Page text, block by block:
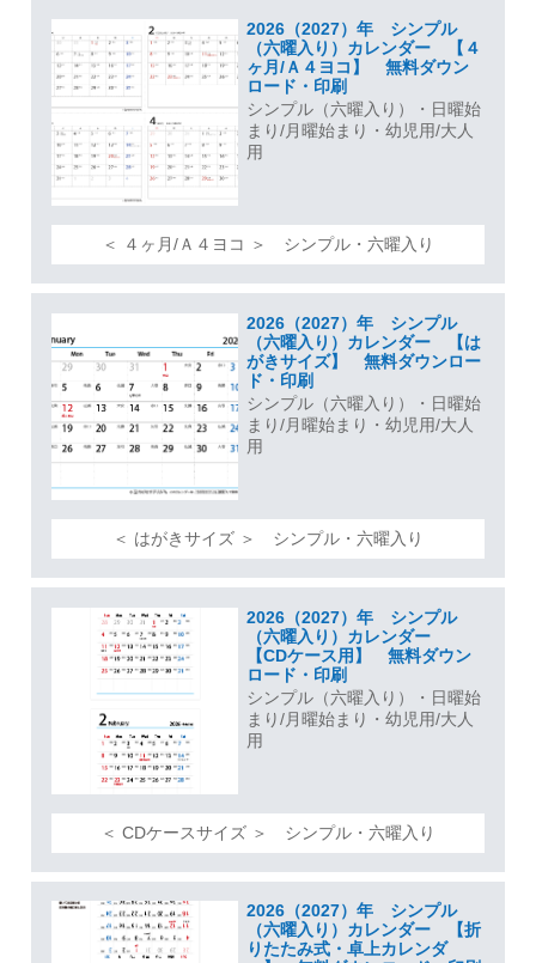
2026（2027）年 シンプル
（六曜入り）カレンダー 【４
ヶ月/Ａ４ヨコ】 無料ダウン
ロード・印刷
シンプル（六曜入り）・日曜始
まり/月曜始まり・幼児用/大人
用
＜ ４ヶ月/Ａ４ヨコ ＞ シンプル・六曜入り
2026（2027）年 シンプル
（六曜入り）カレンダー 【は
がきサイズ】 無料ダウンロー
ド・印刷
シンプル（六曜入り）・日曜始
まり/月曜始まり・幼児用/大人
用
＜ はがきサイズ ＞ シンプル・六曜入り
2026（2027）年 シンプル
（六曜入り）カレンダー
【CDケース用】 無料ダウン
ロード・印刷
シンプル（六曜入り）・日曜始
まり/月曜始まり・幼児用/大人
用
＜ CDケースサイズ ＞ シンプル・六曜入り
2026（2027）年 シンプル
（六曜入り）カレンダー 【折
りたたみ式・卓上カレンダ